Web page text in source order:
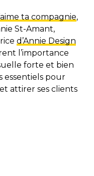
ta compagnie,
St-Amant,
d’Annie Design
l’importance
forte et bien
essentiels pour
attirer ses clients